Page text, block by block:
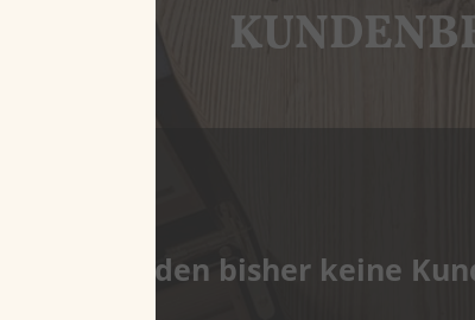
Es wurden bisher keine